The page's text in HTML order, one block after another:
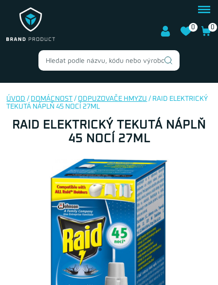
0 0
ÚVOD / DOMÁCNOST / ODPUZOVAČE HMYZU / RAID ELEKTRICKÝ
TEKUTÁ NÁPLŇ 45 NOCÍ 27ML
RAID ELEKTRICKÝ TEKUTÁ NÁPLŇ
45 NOCÍ 27ML